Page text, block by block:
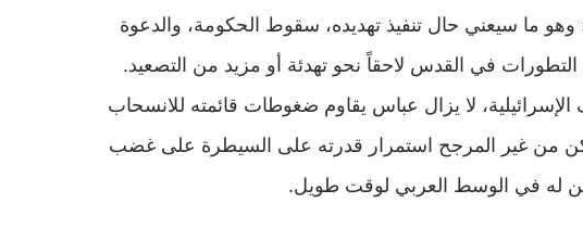
وهو ما سيعني حال تنفيذ تهديده، سقوط الحكومة، والدعوة
في القدس لاحقاً نحو تهدئة أو مزيد من التصعيد.
لا يزال عباس يقاوم ضغوطات قائمته للانسحاب
من غير المرجح استمرار قدرته على السيطرة على غضب
له في الوسط العربي لوقت طويل.